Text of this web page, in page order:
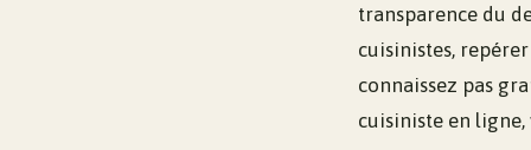
transparence du
cuisinistes,
connaissez pas
cuisiniste en